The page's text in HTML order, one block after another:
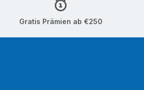
Gratis Prämien ab €250